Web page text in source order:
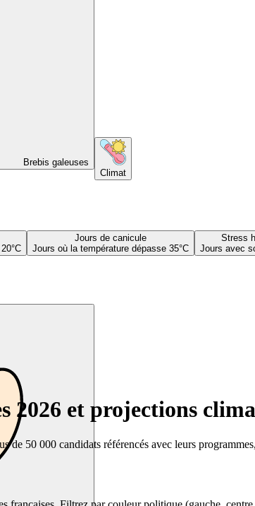
Brebis galeuses
Climat
Jours de canicule
Jours où la température dépasse 35°C
Stress
Jours avec
et projections
50 000 candidats référencés avec leurs